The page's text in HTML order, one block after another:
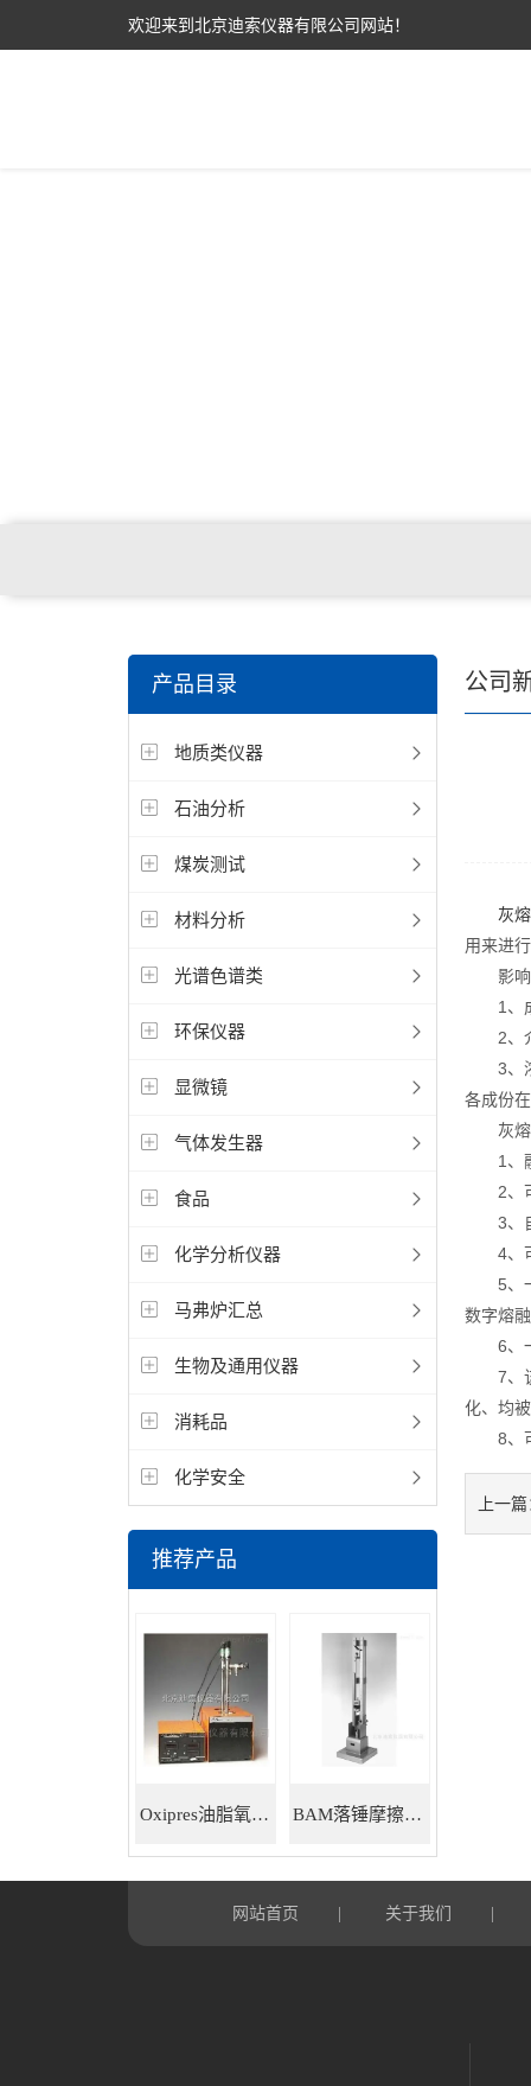
欢迎来到北京迪索仪器有限公司网站！
产品目录
地质类仪器
石油分析
煤炭测试
材料分析
光谱色谱类
环保仪器
显微镜
气体发生器
食品
化学分析仪器
马弗炉汇总
生物及通用仪器
消耗品
化学安全
推荐产品
Oxipres油脂氧化稳定性仪 BAM落锤摩擦感度仪
公司
灰
用来进
影响
1、成
2、介
3、浓
各成份
灰熔
1、融
2、可
3、自
4、可
5、一
数字熔
6、一
7、该
化、均
8、可
上一
网站首页 关于我们